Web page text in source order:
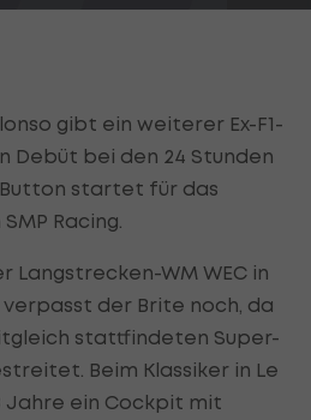
gibt ein weiterer Ex-F1-
Debüt bei den 24 Stunden
Button startet für das
Racing.
Langstrecken-WM WEC in
der Brite noch, da
stattfindeten Super-
Beim Klassiker in Le
Jahre ein Cockpit mit